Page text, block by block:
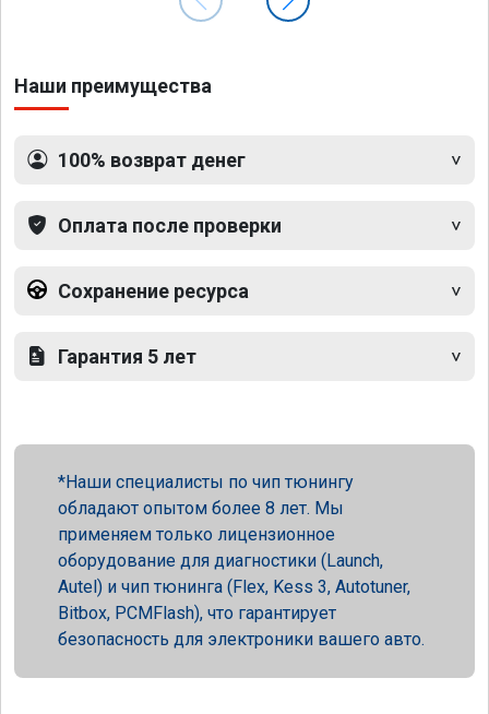
Наши преимущества
100% возврат денег
Оплата после проверки
Сохранение ресурса
Гарантия 5 лет
Наши специалисты по чип тюнингу
обладают опытом более 8 лет. Мы
применяем только лицензионное
оборудование для диагностики (Launch,
Autel) и чип тюнинга (Flex, Kess 3, Autotuner,
Bitbox, PCMFlash), что гарантирует
безопасность для электроники вашего авто.